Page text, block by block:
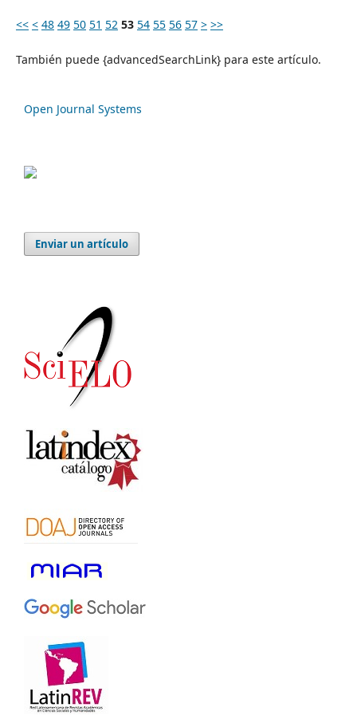
<< < 48 49 50 51 52 53 54 55 56 57 > >>
También puede {advancedSearchLink} para este artículo.
Open Journal Systems
Enviar un artículo